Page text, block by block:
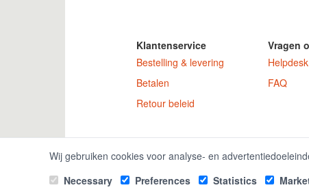
Klantenservice
Bestelling & levering
Betalen
Retour beleid
Vragen
Helpdesk
FAQ
Wij gebruiken cookies voor analyse- en
Necessary
Preferences Statistics